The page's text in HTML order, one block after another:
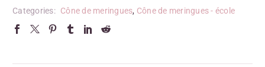
Categories: Cône de meringues, Cône de meringues - école